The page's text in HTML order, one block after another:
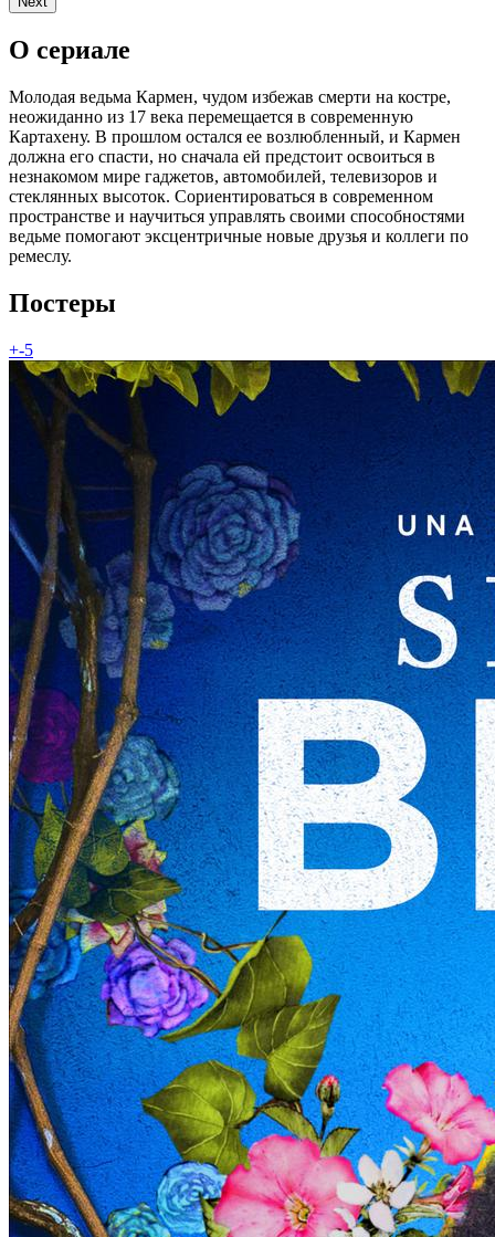
О сериале
Молодая ведьма Кармен, чудом избежав смерти на костре,
неожиданно из 17 века перемещается в современную
Картахену. В прошлом остался ее возлюбленный, и Кармен
должна его спасти, но сначала ей предстоит освоиться в
незнакомом мире гаджетов, автомобилей, телевизоров и
стеклянных высоток. Сориентироваться в современном
пространстве и научиться управлять своими способностями
ведьме помогают эксцентричные новые друзья и коллеги по
ремеслу.
Постеры
+-5